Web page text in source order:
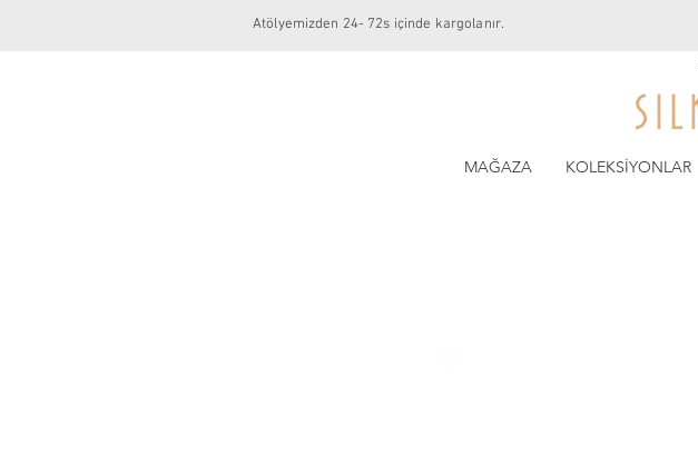
Atölyemizden 24- 72s içinde kargolanır.
MAĞAZA KOLEKSİYONLAR